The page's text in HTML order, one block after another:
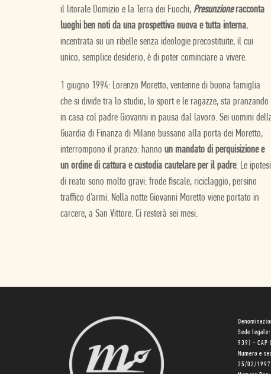
il litorale Domizio e la Terra dei Fuochi, Presunzioneracconta
luoghi ben noti da una prospettiva nuova e tutta interna,
incentrata su un ribelle senza ideologie precostituite, il cui
unico, semplice desiderio, è di poter cominciare a vivere.
1 giugno 1994: Lorenzo Moretto, ventenne di buona famiglia
che si divide tra lo studio, lo sport e le ragazze, sta pranzando
in casa col padre Giovanni in pausa dal lavoro. Sei uomini
Guardia di Finanza di Milano bussano alla porta dei Moretto,
interrompono il pranzo: hanno un mandato di perquisizione e
un ordine di cattura e custodia cautelare per il padre. Le ipotesi
di reato sono molto gravi: frode fiscale, riciclaggio, persino
traffico d’armi. Nella notte Giovanni Moretto viene portato in
carcere, a San Vittore. Ci resterà sei mesi.
Sede legale:
939) - CAP
Numero e
25/02/1997 /